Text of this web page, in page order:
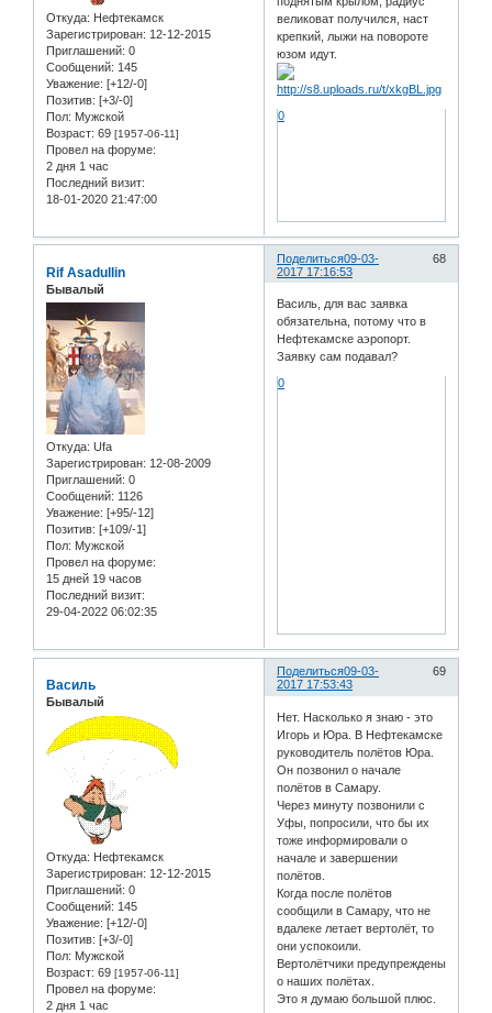
Откуда: Нефтекамск
Зарегистрирован: 12-12-2015
Приглашений: 0
Сообщений: 145
Уважение: [+12/-0]
Позитив: [+3/-0]
Пол: Мужской
Возраст: 69 [1957-06-11]
Провел на форуме:
2 дня 1 час
Последний визит:
18-01-2020 21:47:00
великоват получился, наст
крепкий, лыжи на повороте
юзом идут.
0
Поделиться 68
09-03-
2017 17:16:53
Rif Asadullin
Бывалый
Откуда: Ufa
Зарегистрирован: 12-08-2009
Приглашений: 0
Сообщений: 1126
Уважение: [+95/-12]
Позитив: [+109/-1]
Пол: Мужской
Провел на форуме:
15 дней 19 часов
Последний визит:
29-04-2022 06:02:35
Василь, для вас заявка
обязательна, потому что в
Нефтекамске аэропорт.
Заявку сам подавал?
0
Поделиться 69
09-03-
2017 17:53:43
Василь
Бывалый
Откуда: Нефтекамск
Зарегистрирован: 12-12-2015
Приглашений: 0
Сообщений: 145
Уважение: [+12/-0]
Позитив: [+3/-0]
Пол: Мужской
Возраст: 69 [1957-06-11]
Провел на форуме:
2 дня 1 час
Нет. Насколько я знаю - это
Игорь и Юра. В Нефтекамске
руководитель полётов Юра.
Он позвонил о начале
полётов в Самару.
Через минуту позвонили с
Уфы, попросили, что бы их
тоже информировали о
начале и завершении
полётов.
Когда после полётов
сообщили в Самару, что не
вдалеке летает вертолёт, то
они успокоили.
Вертолётчики предупреждены
о наших полётах.
Это я думаю большой плюс.